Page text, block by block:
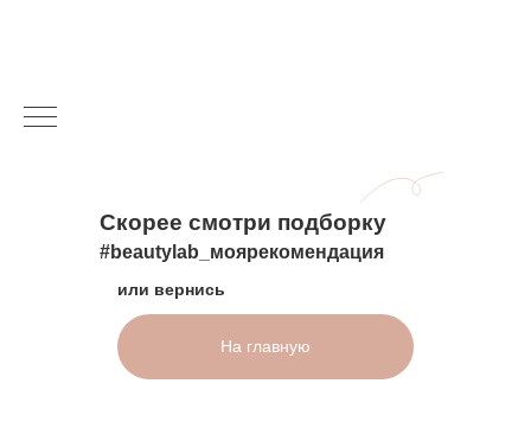
Скорее смотри подборку
#beautylab_моярекомендация
На главную
или вернись